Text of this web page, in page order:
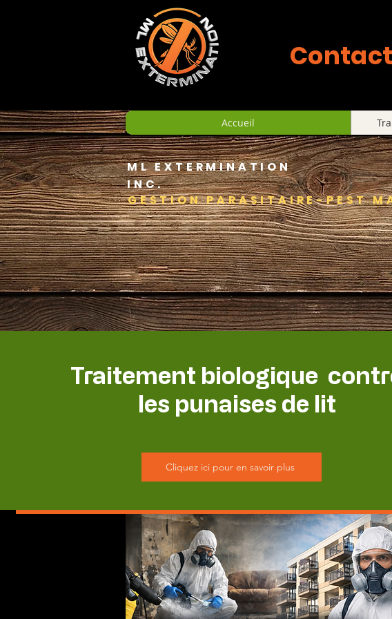
GESTION PARASITAIRE-PEST
ML EXTERMINATION
INC.
Traitement biologique
les punaises de lit
Cliquez ici pour en savoir plus
Accueil